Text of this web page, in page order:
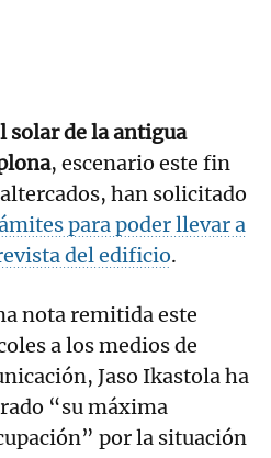
solar de la antigua
, escenario este fin
han solicitado
para poder llevar a
del edificio.
nota remitida este
a los medios de
Jaso Ikastola ha
“su máxima
por la situación